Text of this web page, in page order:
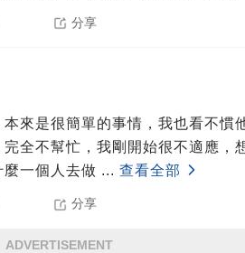
分享
來是很簡單的事情，我也看不慣
全不幫忙，我剛開始很不適應，
一個人去做 ... 查看全部
分享
ADVERTISEMENT